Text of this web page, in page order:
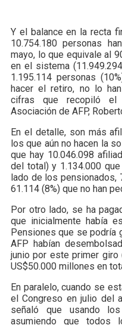
Y el balance en la recta
10.754.180 personas
mayo, lo que equivale al
en el sistema
1.195.114 personas
hacer el retiro, no lo
cifras que recopiló
Asociación de AFP,
En el detalle, son más
los que aún no hacen la
que hay 10.046.098
del total) y 1.134.000
lado de los pensionados,
61.114 (8%) que no han
Por otro lado, se ha
que inicialmente había
Pensiones que se podría
AFP habían
junio por este primer
US$50.000 millones en
En paralelo, cuando se
el Congreso en julio del
señaló que usando
asumiendo que todos